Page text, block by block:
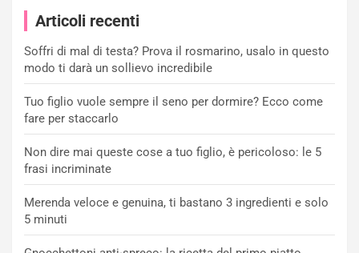
Articoli recenti
Soffri di mal di testa? Prova il rosmarino, usalo in questo
modo ti darà un sollievo incredibile
Tuo figlio vuole sempre il seno per dormire? Ecco come
fare per staccarlo
Non dire mai queste cose a tuo figlio, è pericoloso: le 5
frasi incriminate
Merenda veloce e genuina, ti bastano 3 ingredienti e solo
5 minuti